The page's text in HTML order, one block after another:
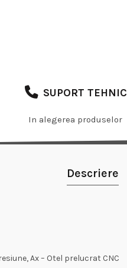
SUPORT TEHNIC
In alegerea produselor
Descriere
Ax – Otel prelucrat CNC